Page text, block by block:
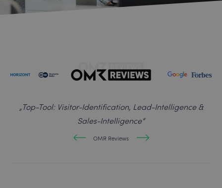
„Top-Tool: Visitor-Identification, Lead-Intelligence &
Sales-Intelligence“
OMR Reviews